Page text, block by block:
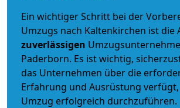
Ein wichtiger Schritt bei der
Umzugs nach Kaltenkirchen ist die
zuverlässigen
Paderborn. Es ist wichtig,
das Unternehmen über die
Erfahrung und Ausrüstung
Umzug erfolgreich durchzuführen.